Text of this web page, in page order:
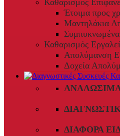
Καθαρισμός
Έτοιμα προς
Μαντηλάκια
Συμπυκνωμένα
Καθαρισμός
Απολύμανση
Δοχεία
ΔΙΆΦΟΡΑ